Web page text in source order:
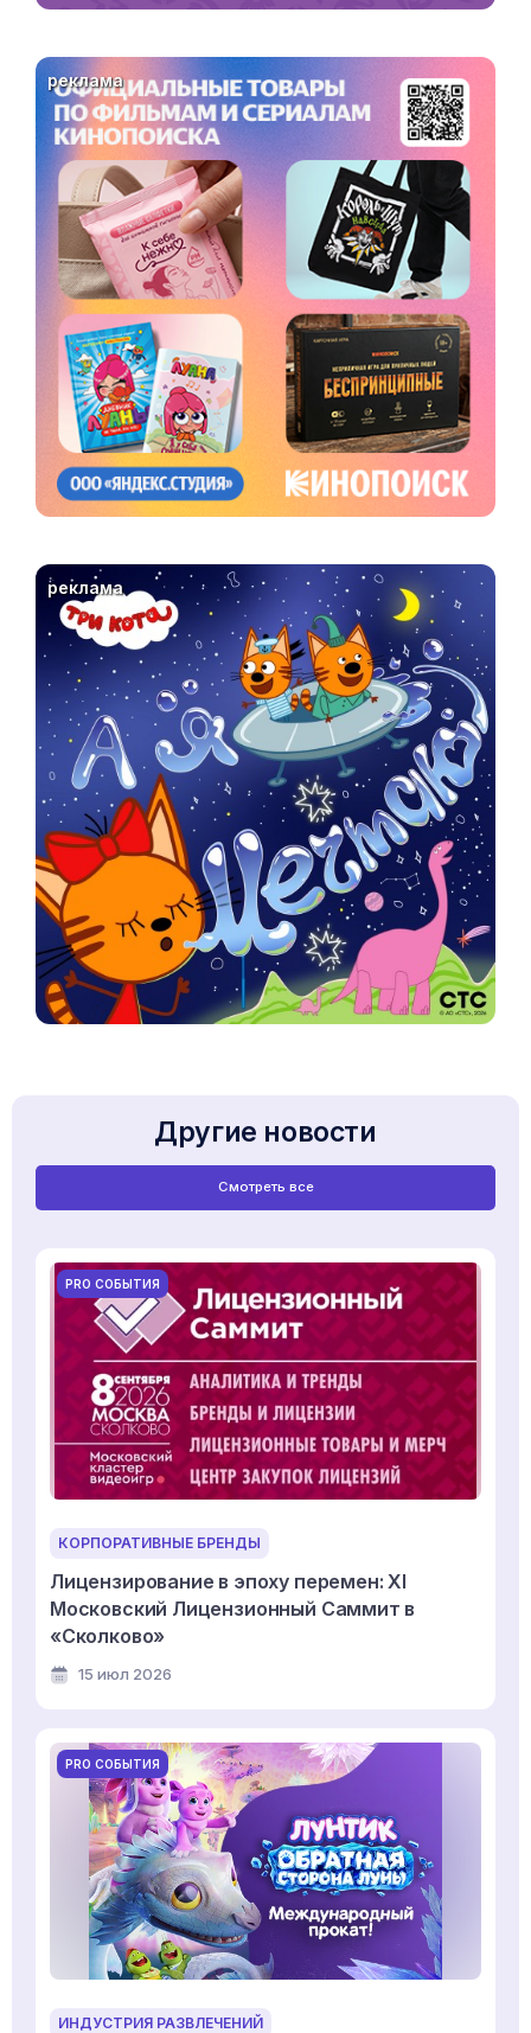
реклама
реклама
Другие новости
Смотреть все
PRO СОБЫТИЯ
КОРПОРАТИВНЫЕ БРЕНДЫ
Лицензирование в эпоху перемен: XI
Московский Лицензионный Саммит в
«Сколково»
15 июл 2026
PRO СОБЫТИЯ
ИНДУСТРИЯ РАЗВЛЕЧЕНИЙ